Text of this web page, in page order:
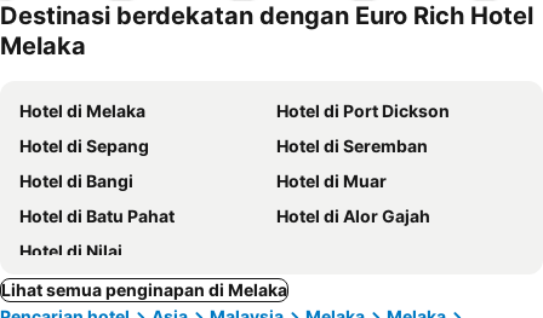
kesayanga
Destinasi berdekatan dengan Euro Rich Hotel
Melaka
Hotel di Melaka
Hotel di Port Dickson
Hotel di Sepang
Hotel di Seremban
Hotel di Bangi
Hotel di Muar
Hotel di Batu Pahat
Hotel di Alor Gajah
Hotel di Nilai
Lihat semua penginapan di Melaka